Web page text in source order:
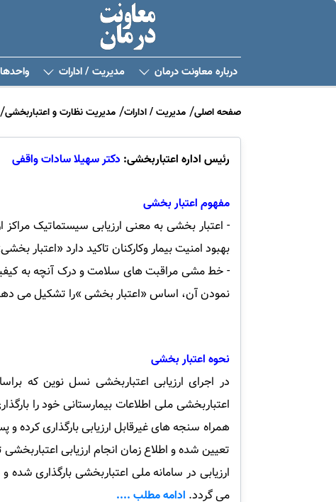
درباره معاونت درمان مدیریت / ادارات
صفحه اصلی مدیریت / ادارات مدیریت نظارت و اعتباربخشی
رئیس اداره اعتباربخشی: دکتر سهیلا سادات واقفی
مفهوم اعتبار بخشی
- اعتبار بخشی به معنی ارزیابی سیستماتیک
بهبود امنیت بیمار وکارکنان تاکید دارد «اعتبار
- خط مشی مراقبت های سلامت و درک آنچه به
نمودن آن، اساس «اعتبار بخشی »را تشکیل می
نحوه اعتبار بخشی
در اجرای ارزیابی اعتباربخشی نسل نوین که
اعتباربخشی ملی اطلاعات بیمارستانی خود را
همراه سنجه های غیرقابل ارزیابی بارگذاری کرده
تعیین شده و اطلاع زمان انجام ارزیابی
ارزیابی در سامانه ملی اعتباربخشی بارگذاری
می گردد. ادامه مطلب ....